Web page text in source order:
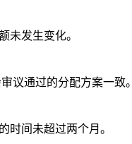
未发生变化。
议通过的分配方案一致。
时间未超过两个月。